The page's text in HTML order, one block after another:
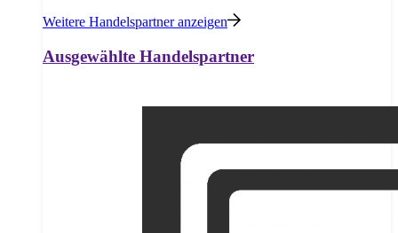
Weitere Handelspartner anzeigen
Ausgewählte Handelspartner